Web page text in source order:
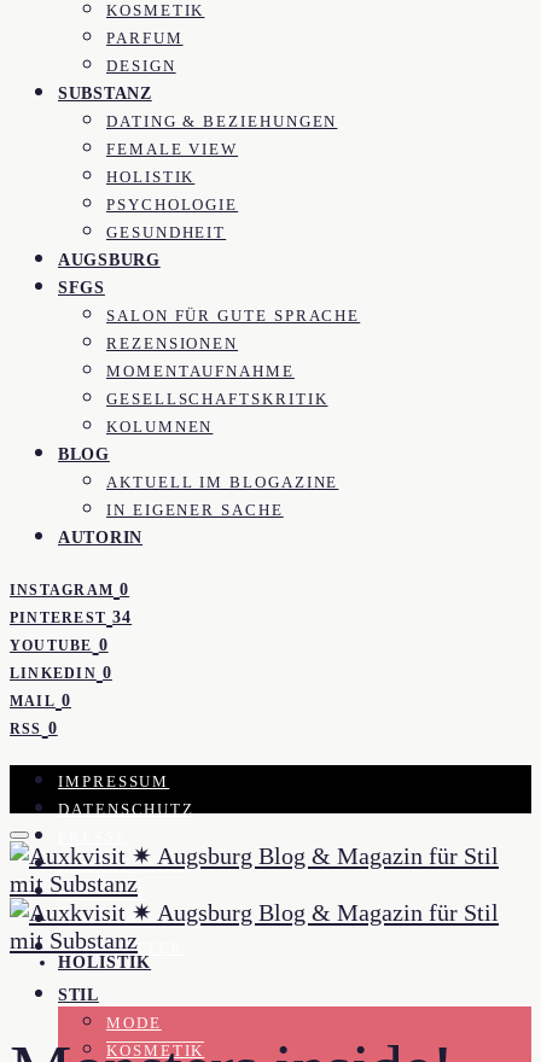
KOSMETIK
PARFUM
DESIGN
SUBSTANZ
DATING & BEZIEHUNGEN
FEMALE VIEW
HOLISTIK
PSYCHOLOGIE
GESUNDHEIT
AUGSBURG
SFGS
SALON FÜR GUTE SPRACHE
REZENSIONEN
MOMENTAUFNAHME
GESELLSCHAFTSKRITIK
KOLUMNEN
BLOG
AKTUELL IM BLOGAZINE
IN EIGENER SACHE
AUTORIN
INSTAGRAM 0
PINTEREST 34
YOUTUBE 0
LINKEDIN 0
MAIL 0
RSS 0
IMPRESSUM
DATENSCHUTZ
KOOPERATION
KONTAKT
WORK WITH ME
NEWSLETTER
STIL
MODE
KOSMETIK
HOLISTIK